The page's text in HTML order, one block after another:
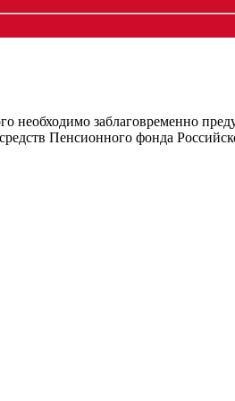
заблаговременно
Пенсионного фонда